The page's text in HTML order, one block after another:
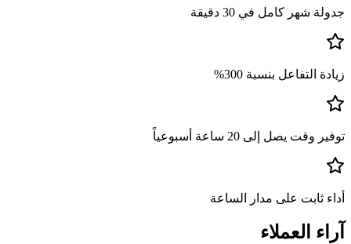
جدولة شهر كامل في 30 دقيقة
زيادة التفاعل بنسبة 300%
توفير وقت يصل إلى 20 ساعة أسبوعياً
أداء ثابت على مدار الساعة
آراء العملاء